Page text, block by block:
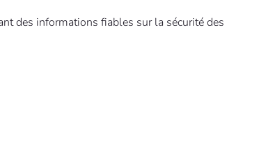
des informations fiables sur la sécurité des